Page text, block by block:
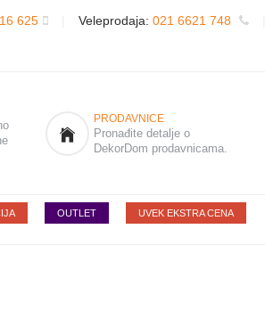
625 Veleprodaja: 021 6621 748
PRODAVNICE
Pronađite detalje o
DekorDom prodavnicama.
OUTLET UVEK EKSTRA CENA